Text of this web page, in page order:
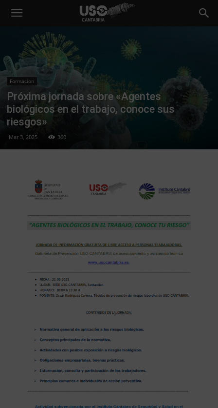
Formacion
Próxima jornada sobre «Agentes
biológicos en el trabajo, conoce sus
riesgos»
Mar 3, 2025 360